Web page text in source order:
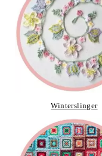
Winterslinger